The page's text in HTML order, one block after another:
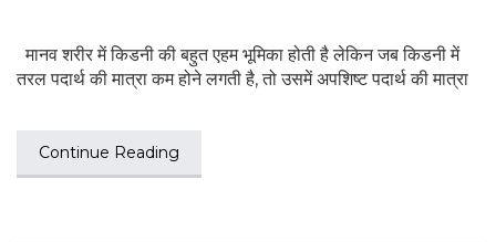
मानव शरीर में किडनी की बहुत एहम भूमिका होती है लेकिन जब किडनी में
तरल पदार्थ की मात्रा कम होने लगती है, तो उसमें अपशिष्ट पदार्थ की मात्रा
Continue Reading